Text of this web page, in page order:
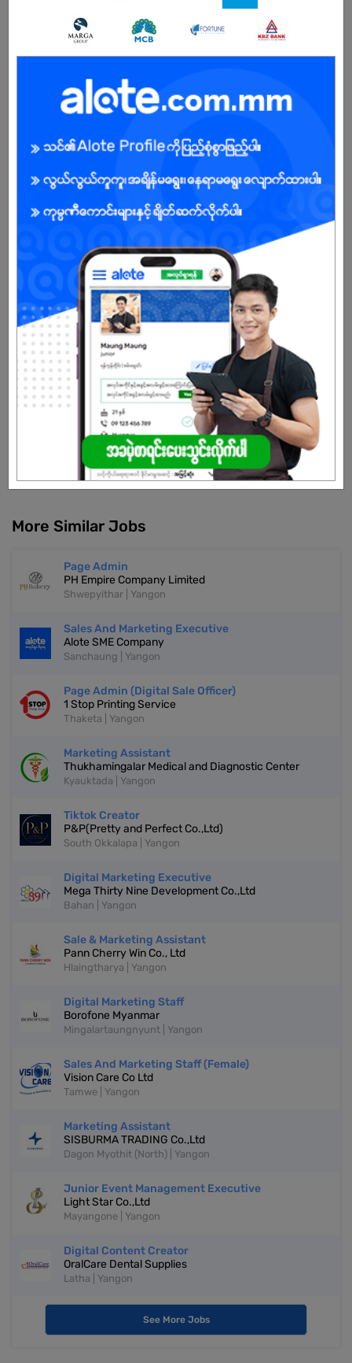
BENEFITS
Open To : Male/Female
Already Expired
Don't have an account?
REGISTER NOW!
More Similar Jobs
Page Admin
PH Empire Company Limited
Shwepyithar | Yangon
Sales And Marketing Executive
Alote SME Company
Sanchaung | Yangon
Page Admin (Digital Sale Officer)
1 Stop Printing Service
Thaketa | Yangon
Marketing Assistant
Thukhamingalar Medical and Diagnostic Center
Kyauktada | Yangon
Tiktok Creator
P&P(Pretty and Perfect Co.,Ltd)
South Okkalapa | Yangon
Digital Marketing Executive
Mega Thirty Nine Development Co.,Ltd
Bahan | Yangon
Sale & Marketing Assistant
Pann Cherry Win Co., Ltd
Hlaingtharya | Yangon
Digital Marketing Staff
Borofone Myanmar
Mingalartaungnyunt | Yangon
Sales And Marketing Staff (Female)
Vision Care Co Ltd
Tamwe | Yangon
Marketing Assistant
SISBURMA TRADING Co.,Ltd
Dagon Myothit (North) | Yangon
Junior Event Management Executive
Light Star Co.,Ltd
Mayangone | Yangon
Digital Content Creator
OralCare Dental Supplies
Latha | Yangon
See More Jobs